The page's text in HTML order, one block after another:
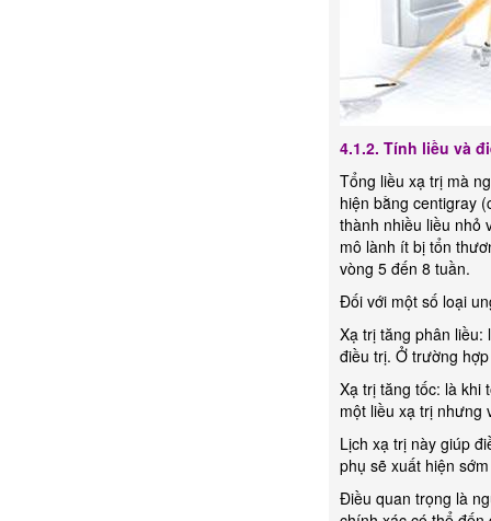
4.1.2. Tính liều và
Tổng liều xạ trị mà
hiện bằng centigray
thành nhiều liều nhỏ
mô lành ít bị tổn
vòng 5 đến 8 tuần.
Đối với một số loại
Xạ trị tăng phân liều:
điều trị. Ở trường
Xạ trị tăng tốc: là khi
một liều xạ trị nhưng
Lịch xạ trị này giúp
phụ sẽ xuất hiện
Điều quan trọng là